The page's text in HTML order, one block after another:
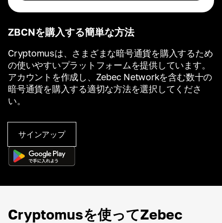
ZBCNを購入する簡単な方法
Cryptomusは、さまざまな暗号通貨を購入するため
の使いやすいプラットフォームを提供しています。
アカウントを作成し、Zebec Networkを含む数十の
暗号通貨を購入する適切な方法を選択してくださ
い。
サインアップ
Cryptomusを使ってZebec